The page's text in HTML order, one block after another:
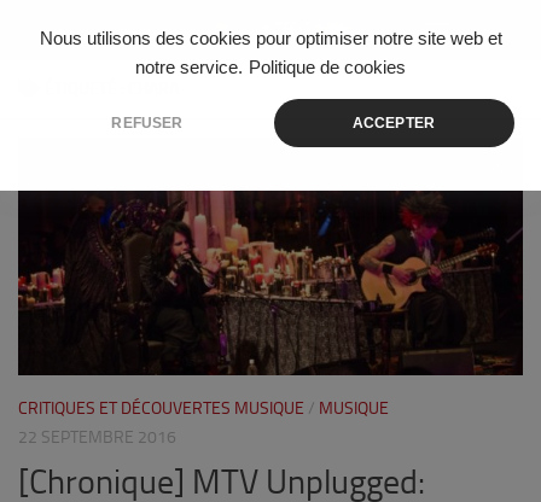
Nous utilisons des cookies pour optimiser notre site web et
notre service. Politique de cookies
REFUSER ACCEPTER
Skip to content
CRITIQUES ET DÉCOUVERTES MUSIQUE / MUSIQUE
22 SEPTEMBRE 2016
[Chronique] MTV Unplugged: